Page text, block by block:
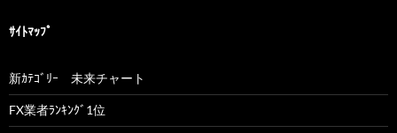
ｻｲﾄﾏｯﾌﾟ
新ｶﾃｺﾞﾘｰ 未来チャート
FX業者ﾗﾝｷﾝｸﾞ1位